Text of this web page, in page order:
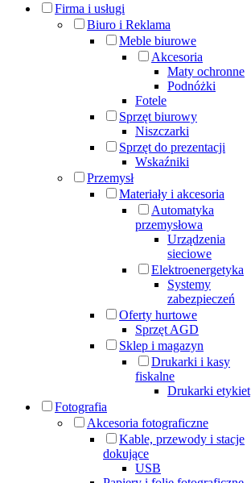
Firma i usługi
Biuro i Reklama
Meble biurowe
Akcesoria
Maty ochronne
Podnóżki
Fotele
Sprzęt biurowy
Niszczarki
Sprzęt do prezentacji
Wskaźniki
Przemysł
Materiały i akcesoria
Automatyka
przemysłowa
Urządzenia
sieciowe
Elektroenergetyka
Systemy
zabezpieczeń
Oferty hurtowe
Sprzęt AGD
Sklep i magazyn
Drukarki i kasy
fiskalne
Drukarki etykiet
Fotografia
Akcesoria fotograficzne
Kable, przewody i stacje
dokujące
USB